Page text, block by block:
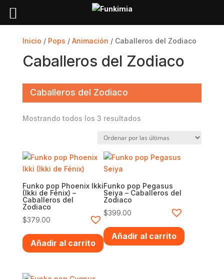
Inicio / Pops / Animación / Caballeros del Zodiaco
Caballeros del Zodiaco
Caballeros del Zodiaco
Mostrando todos los 3 resultadosSorted
latest
Funko pop Phoenix Ikki
(Ikki de Fénix) –
Caballeros del
Zodiaco
$379.00
Añadir al carrito
Funko pop Pegasus
Seiya – Caballeros del
Zodiaco
$399.00
Añadir al carrito